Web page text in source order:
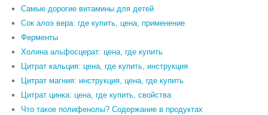
Самые дорогие витамины для детей
Сок алоэ вера: где купить, цена, применение
Ферменты
Холина альфосцерат: цена, где купить
Цитрат кальция: цена, где купить, инструкция
Цитрат магния: инструкция, цена, где купить
Цитрат цинка: цена, где купить, свойства
Что такое полифенолы? Содержание в продуктах